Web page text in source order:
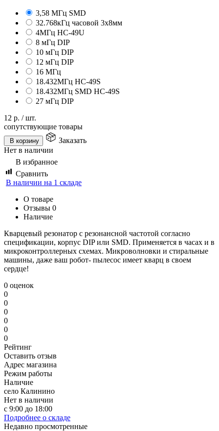
3,58 МГц SMD
32.768кГц часовой 3х8мм
4МГц HC-49U
8 мГц DIP
10 мГц DIP
12 мГц DIP
16 МГц
18.432МГц HC-49S
18.432МГц SMD HC-49S
27 мГц DIP
12 р. /шт.
сопутствующие товары
В корзину
Заказать
Нет в наличии
В избранное
Сравнить
В наличии на 1 складе
О товаре
Отзывы 0
Наличие
Кварцевый резонатор с резонансной частотой согласно
спецификации, корпус DIP или SMD. Применяется в часах и в
микроконтроллерных схемах. Микроволновки и стиральные
машины, даже ваш робот- пылесос имеет кварц в своем
сердце!
0 оценок
0
0
0
0
0
0
Рейтинг
Оставить отзыв
Адрес магазина
Режим работы
Наличие
село Калинино
Нет в наличии
с 9:00 до 18:00
Подробнее о складе
Недавно просмотренные